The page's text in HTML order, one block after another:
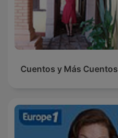
Cuentos y Más Cuentos